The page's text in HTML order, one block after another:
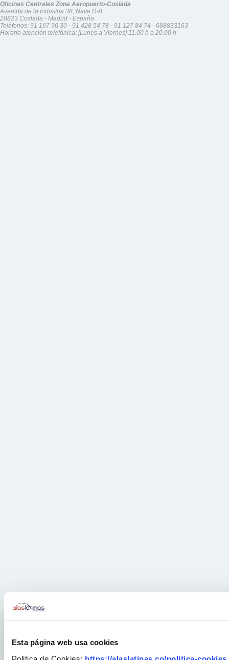
Esta página web usa cookies
Oficinas Centrales Zona Aeropuerto-Coslada
Avenida de la Industria 38, Nave D-8
28823 Coslada - Madrid - España
Teléfonos: 91 167 96 30 - 91 428 54 78 - 91 127 84 74 - 688833163
Horario atención telefónica: [Lunes a Viernes] 11.00 h a 20.00 h